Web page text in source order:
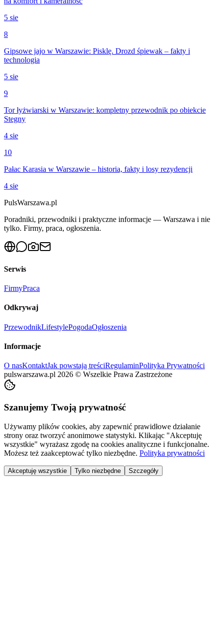
5 sie
8
Gipsowe jajo w Warszawie: Pisklę. Drozd śpiewak – fakty i
technologia
5 sie
9
Tor łyżwiarski w Warszawie: kompletny przewodnik po obiekcie
Stegny
4 sie
10
Pałac Karasia w Warszawie – historia, fakty i losy rezydencji
4 sie
PulsWarszawa.pl
Poradniki, przewodniki i praktyczne informacje — Warszawa i nie
tylko. Firmy, praca, ogłoszenia.
Serwis
FirmyPraca
Odkrywaj
PrzewodnikLifestylePogodaOgłoszenia
Informacje
O nasKontaktJak powstają treściRegulaminPolityka Prywatności
pulswarszawa.pl 2026 © Wszelkie Prawa Zastrzeżone
Szanujemy Twoją prywatność
Używamy plików cookies, aby zapewnić prawidłowe działanie
strony oraz tworzyć anonimowe statystyki. Klikając "Akceptuję
wszystkie" wyrażasz zgodę na cookies analityczne i funkcjonalne.
Możesz też zaakceptować tylko niezbędne. Polityka prywatności
Akceptuję wszystkie Tylko niezbędne Szczegóły